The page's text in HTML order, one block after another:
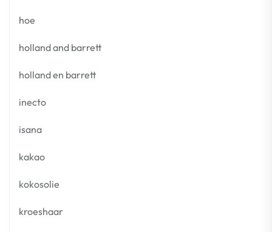
hoe
holland and barrett
holland en barrett
inecto
isana
kakao
kokosolie
kroeshaar